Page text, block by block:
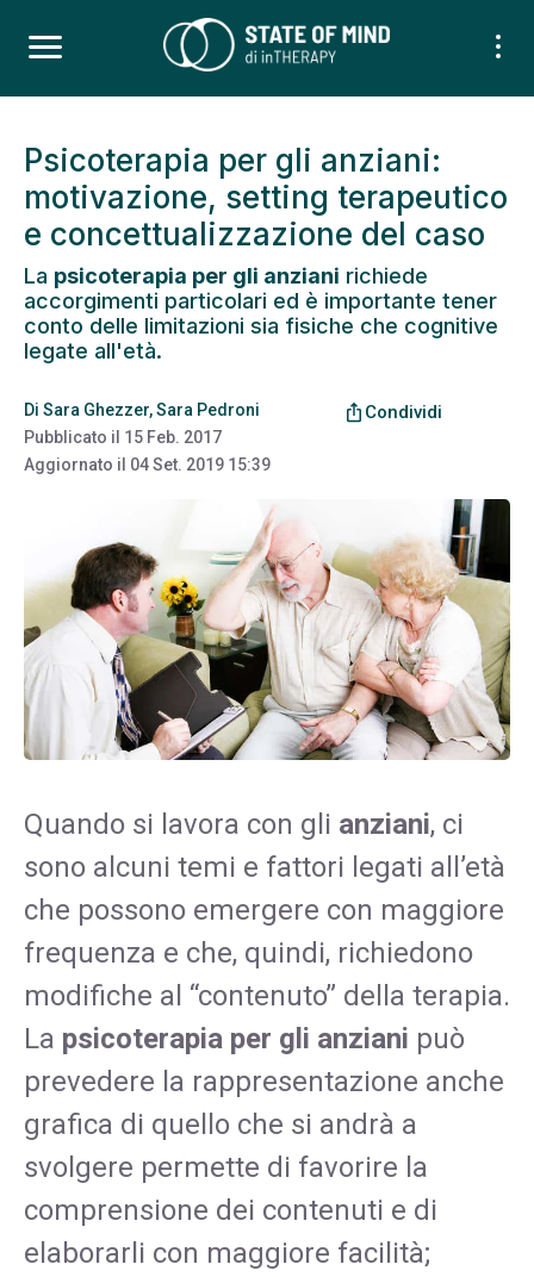
Psicoterapia per gli anziani:
motivazione, setting terapeutico
e concettualizzazione del caso
La psicoterapia per gli anziani richiede
accorgimenti particolari ed è importante tener
conto delle limitazioni sia fisiche che cognitive
legate all'età.
Di Sara Ghezzer,Sara Pedroni
Pubblicato il 15 Feb. 2017
Aggiornato il 04 Set. 2019 15:39
ios_share Condividi
Quando si lavora con gli anziani, ci
sono alcuni temi e fattori legati all’età
che possono emergere con maggiore
frequenza e che, quindi, richiedono
modifiche al “contenuto” della terapia.
La psicoterapia per gli anziani può
prevedere la rappresentazione anche
grafica di quello che si andrà a
svolgere permette di favorire la
comprensione dei contenuti e di
elaborarli con maggiore facilità;